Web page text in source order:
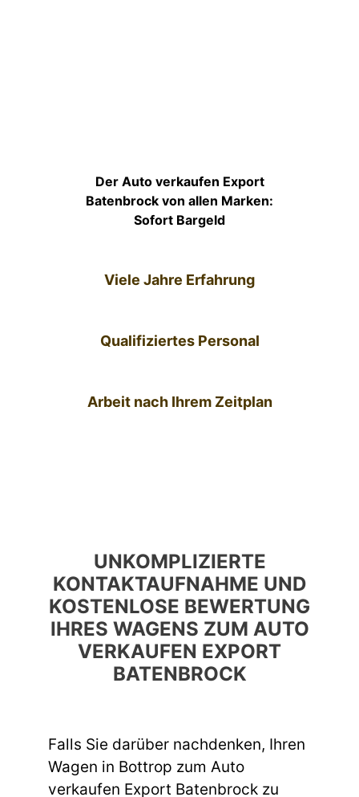
Der Auto verkaufen Export
Batenbrock von allen Marken:
Sofort Bargeld
Viele Jahre Erfahrung
Qualifiziertes Personal
Arbeit nach Ihrem Zeitplan
UNKOMPLIZIERTE
KONTAKTAUFNAHME UND
KOSTENLOSE BEWERTUNG
IHRES WAGENS ZUM AUTO
VERKAUFEN EXPORT
BATENBROCK
Falls Sie darüber nachdenken, Ihren
Wagen in Bottrop zum Auto
verkaufen Export Batenbrock zu